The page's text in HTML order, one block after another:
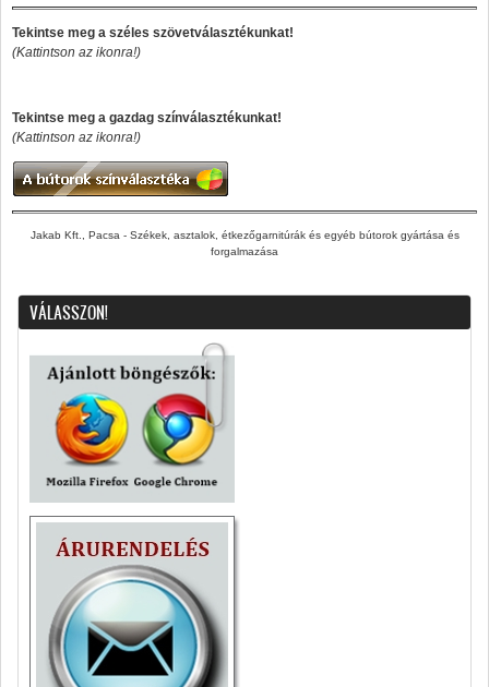
Tekintse meg a széles szövetválasztékunkat!
(Kattintson az ikonra!)
Tekintse meg a gazdag színválasztékunkat!
(Kattintson az ikonra!)
Jakab Kft., Pacsa - Székek, asztalok, étkezőgarnitúrák és egyéb bútorok gyártása és
forgalmazása
VÁLASSZON!